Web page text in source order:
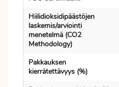
Hiilidioksidipäästöjen
laskemis/arviointi
menetelmä (CO2
Methodology)
Pakkauksen
kierrätettävyys (%)